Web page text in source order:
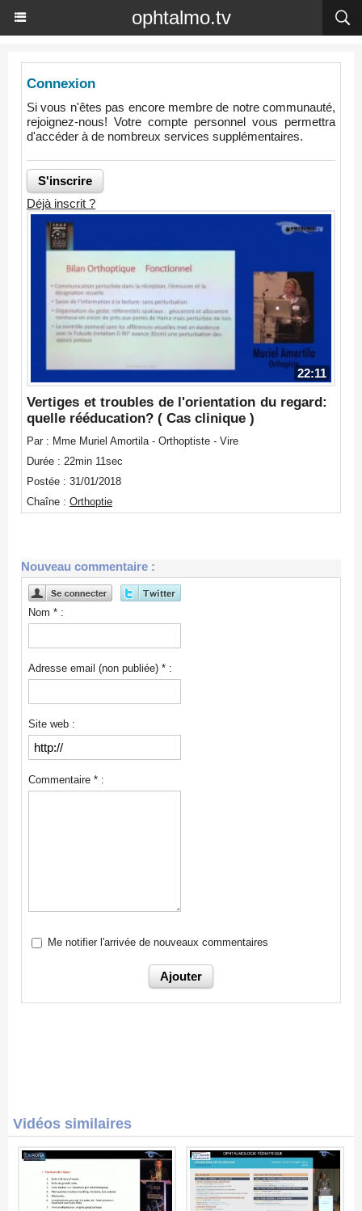
ophtalmo.tv
Vidéos similaires
Connexion
Si vous n'êtes pas encore membre de notre communauté,
rejoignez-nous! Votre compte personnel vous permettra
d'accéder à de nombreux services supplémentaires.
Déjà inscrit ?
22:11
Vertiges et troubles de l'orientation du regard:
quelle rééducation? ( Cas clinique )
Par : Mme Muriel Amortila - Orthoptiste - Vire
Durée : 22min 11sec
Postée : 31/01/2018
Chaîne : Orthoptie
Nouveau commentaire :
Nom * :
Adresse email (non publiée) * :
Site web :
Commentaire * :
Me notifier l'arrivée de nouveaux commentaires